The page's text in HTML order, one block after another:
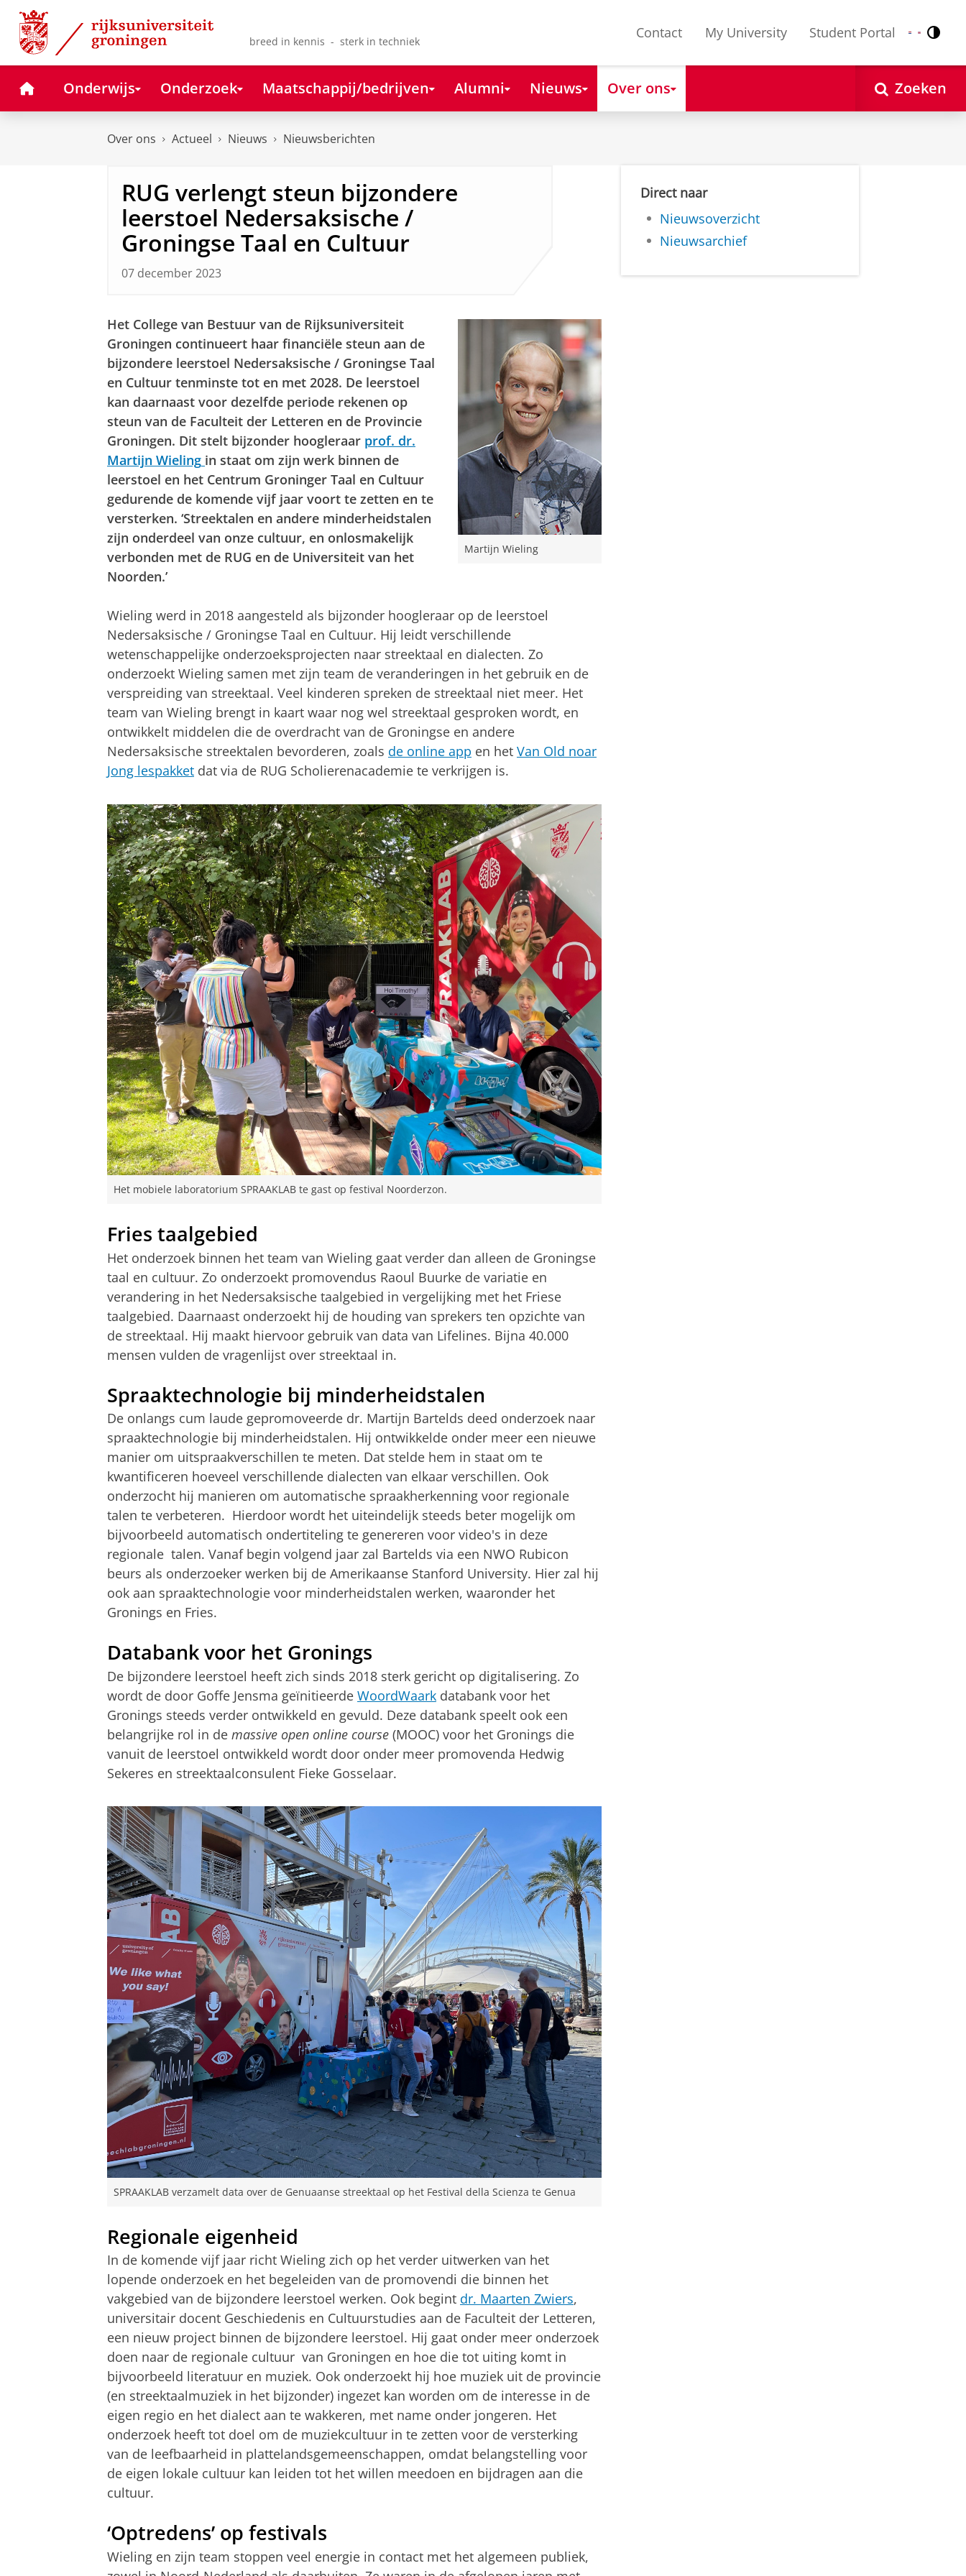
Skip
Content
Skip
Navigation
breed in kennis - sterk in techniek
Contact My University Student Portal Nederlands
English
HomeOnderwijs Onderzoek Maatschappij/bedrijven Alumni Nieuws Over ons Zoeken
Over ons Actueel Nieuws Nieuwsberichten
RUG verlengt steun bijzondere
leerstoel Nedersaksische /
Groningse Taal en Cultuur
07 december 2023
Martijn Wieling
Het College van Bestuur van de Rijksuniversiteit
Groningen continueert haar financiële steun aan de
bijzondere leerstoel Nedersaksische / Groningse Taal
en Cultuur tenminste tot en met 2028. De leerstoel
kan daarnaast voor dezelfde periode rekenen op
steun van de Faculteit der Letteren en de Provincie
Groningen. Dit stelt bijzonder hoogleraar prof. dr.
Martijn Wieling in staat om zijn werk binnen de
leerstoel en het Centrum Groninger Taal en Cultuur
gedurende de komende vijf jaar voort te zetten en te
versterken. ‘Streektalen en andere minderheidstalen
zijn onderdeel van onze cultuur, en onlosmakelijk
verbonden met de RUG en de Universiteit van het
Noorden.’
Wieling werd in 2018 aangesteld als bijzonder hoogleraar op de leerstoel
Nedersaksische / Groningse Taal en Cultuur. Hij leidt verschillende
wetenschappelijke onderzoeksprojecten naar streektaal en dialecten. Zo
onderzoekt Wieling samen met zijn team de veranderingen in het gebruik en de
verspreiding van streektaal. Veel kinderen spreken de streektaal niet meer. Het
team van Wieling brengt in kaart waar nog wel streektaal gesproken wordt, en
ontwikkelt middelen die de overdracht van de Groningse en andere
Nedersaksische streektalen bevorderen, zoals de online app en het Van Old noar
Jong lespakket dat via de RUG Scholierenacademie te verkrijgen is.
Het mobiele laboratorium SPRAAKLAB te gast op festival Noorderzon.
Fries taalgebied
Het onderzoek binnen het team van Wieling gaat verder dan alleen de Groningse
taal en cultuur. Zo onderzoekt promovendus Raoul Buurke de variatie en
verandering in het Nedersaksische taalgebied in vergelijking met het Friese
taalgebied. Daarnaast onderzoekt hij de houding van sprekers ten opzichte van
de streektaal. Hij maakt hiervoor gebruik van data van Lifelines. Bijna 40.000
mensen vulden de vragenlijst over streektaal in.
Spraaktechnologie bij minderheidstalen
De onlangs cum laude gepromoveerde dr. Martijn Bartelds deed onderzoek naar
spraaktechnologie bij minderheidstalen. Hij ontwikkelde onder meer een nieuwe
manier om uitspraakverschillen te meten. Dat stelde hem in staat om te
kwantificeren hoeveel verschillende dialecten van elkaar verschillen. Ook
onderzocht hij manieren om automatische spraakherkenning voor regionale
talen te verbeteren. Hierdoor wordt het uiteindelijk steeds beter mogelijk om
bijvoorbeeld automatisch ondertiteling te genereren voor video's in deze
regionale talen. Vanaf begin volgend jaar zal Bartelds via een NWO Rubicon
beurs als onderzoeker werken bij de Amerikaanse Stanford University. Hier zal hij
ook aan spraaktechnologie voor minderheidstalen werken, waaronder het
Gronings en Fries.
Databank voor het Gronings
De bijzondere leerstoel heeft zich sinds 2018 sterk gericht op digitalisering. Zo
wordt de door Goffe Jensma geïnitieerde WoordWaark databank voor het
Gronings steeds verder ontwikkeld en gevuld. Deze databank speelt ook een
belangrijke rol in de massive open online course (MOOC) voor het Gronings die
vanuit de leerstoel ontwikkeld wordt door onder meer promovenda Hedwig
Sekeres en streektaalconsulent Fieke Gosselaar.
SPRAAKLAB verzamelt data over de Genuaanse streektaal op het Festival della Scienza te Genua
Regionale eigenheid
In de komende vijf jaar richt Wieling zich op het verder uitwerken van het
lopende onderzoek en het begeleiden van de promovendi die binnen het
vakgebied van de bijzondere leerstoel werken. Ook begint dr. Maarten Zwiers,
universitair docent Geschiedenis en Cultuurstudies aan de Faculteit der Letteren,
een nieuw project binnen de bijzondere leerstoel. Hij gaat onder meer onderzoek
doen naar de regionale cultuur van Groningen en hoe die tot uiting komt in
bijvoorbeeld literatuur en muziek. Ook onderzoekt hij hoe muziek uit de provincie
(en streektaalmuziek in het bijzonder) ingezet kan worden om de interesse in de
eigen regio en het dialect aan te wakkeren, met name onder jongeren. Het
onderzoek heeft tot doel om de muziekcultuur in te zetten voor de versterking
van de leefbaarheid in plattelandsgemeenschappen, omdat belangstelling voor
de eigen lokale cultuur kan leiden tot het willen meedoen en bijdragen aan die
cultuur.
‘Optredens’ op festivals
Wieling en zijn team stoppen veel energie in contact met het algemeen publiek,
Direct naar
Nieuwsoverzicht
Nieuwsarchief